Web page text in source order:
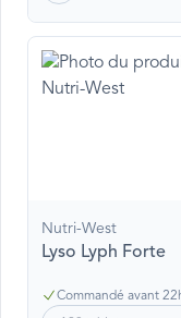
Nutri-West
Lyso Lyph Forte
Commandé avant